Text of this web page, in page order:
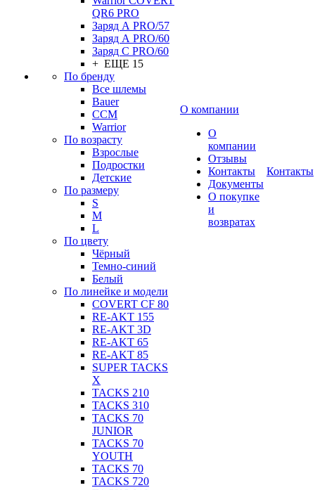
QR6 PRO
Заряд А PRO/57
Заряд А PRO/60
Заряд С PRO/60
+ ЕЩЕ 15
По бренду
Все шлемы
Bauer
CCM
Warrior
По возрасту
Взрослые
Подростки
Детские
По размеру
S
M
L
По цвету
Чёрный
Темно-синий
Белый
По линейке и модели
COVERT CF 80
RE-AKT 155
RE-AKT 3D
RE-AKT 65
RE-AKT 85
SUPER TACKS
X
TACKS 210
TACKS 310
TACKS 70
JUNIOR
TACKS 70
YOUTH
TACKS 70
TACKS 720
О компании
О
компании
Отзывы
Контакты
Документы
О покупке
и
возвратах
Контакты